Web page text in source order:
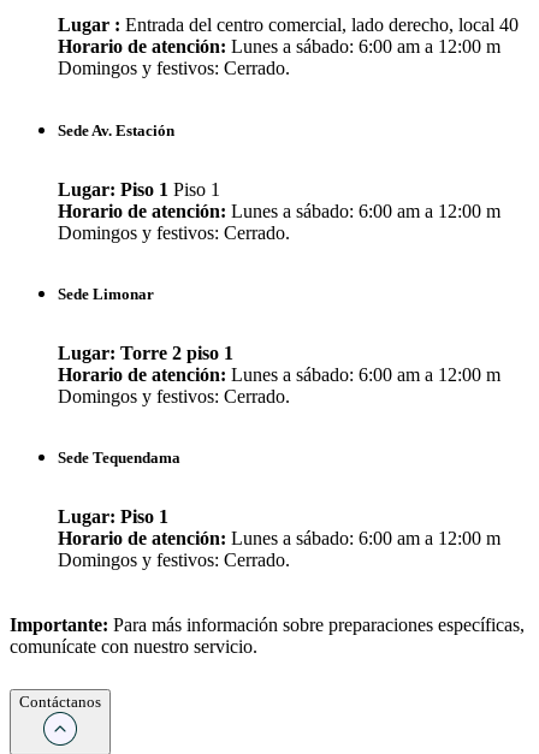
Lugar : Entrada del centro comercial, lado derecho, local 40
Horario de atención: Lunes a sábado: 6:00 am a 12:00 m
Domingos y festivos: Cerrado.
Sede Av. Estación
Lugar: Piso 1 Piso 1
Horario de atención: Lunes a sábado: 6:00 am a 12:00 m
Domingos y festivos: Cerrado.
Sede Limonar
Lugar: Torre 2 piso 1
Horario de atención: Lunes a sábado: 6:00 am a 12:00 m
Domingos y festivos: Cerrado.
Sede Tequendama
Lugar: Piso 1
Horario de atención: Lunes a sábado: 6:00 am a 12:00 m
Domingos y festivos: Cerrado.
Importante: Para más información sobre preparaciones específicas,
comunícate con nuestro servicio.
Contáctanos